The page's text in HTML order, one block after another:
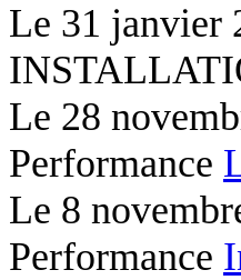
Le 31 janvier
Le 28
Performance
Le 8
Performance